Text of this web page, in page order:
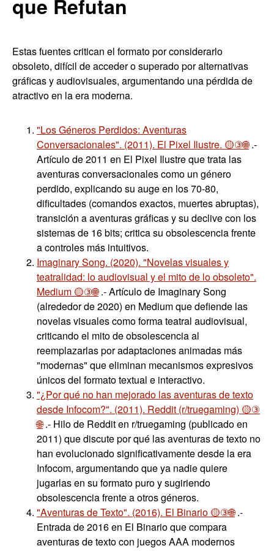
que Refutan
Estas fuentes critican el formato por considerarlo
obsoleto, difícil de acceder o superado por alternativas
gráficas y audiovisuales, argumentando una pérdida de
atractivo en la era moderna.
"Los Géneros Perdidos: Aventuras
Conversacionales". (2011). El Pixel Ilustre. 🟡③🌐.-
Artículo de 2011 en El Pixel Ilustre que trata las
aventuras conversacionales como un género
perdido, explicando su auge en los 70-80,
dificultades (comandos exactos, muertes abruptas),
transición a aventuras gráficas y su declive con los
sistemas de 16 bits; critica su obsolescencia frente
a controles más intuitivos.
Imaginary Song. (2020). "Novelas visuales y
teatralidad: lo audiovisual y el mito de lo obsoleto".
Medium 🟡③🌐.- Artículo de Imaginary Song
(alrededor de 2020) en Medium que defiende las
novelas visuales como forma teatral audiovisual,
criticando el mito de obsolescencia al
reemplazarlas por adaptaciones animadas más
"modernas" que eliminan mecanismos expresivos
únicos del formato textual e interactivo.
"¿Por qué no han mejorado las aventuras de texto
desde Infocom?". (2011). Reddit (r/truegaming) 🟡③
🌐.- Hilo de Reddit en r/truegaming (publicado en
2011) que discute por qué las aventuras de texto no
han evolucionado significativamente desde la era
Infocom, argumentando que ya nadie quiere
jugarlas en su formato puro y sugiriendo
obsolescencia frente a otros géneros.
"Aventuras de Texto". (2016). El Binario 🟡③🌐.-
Entrada de 2016 en El Binario que compara
aventuras de texto con juegos AAA modernos